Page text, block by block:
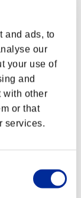
and ads, to
our
your use of
and
with other
or that
services.